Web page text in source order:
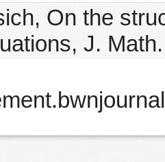
On the
J.